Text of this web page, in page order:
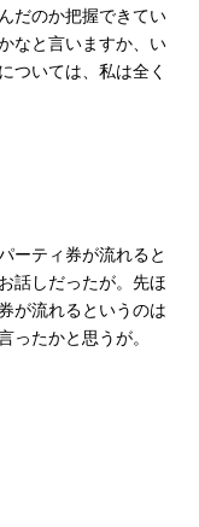
だのか把握できてい
なと言いますか、い
ついては、私は全く
ーティ券が流れると
話しだったが。先ほ
が流れるというのは
たかと思うが。